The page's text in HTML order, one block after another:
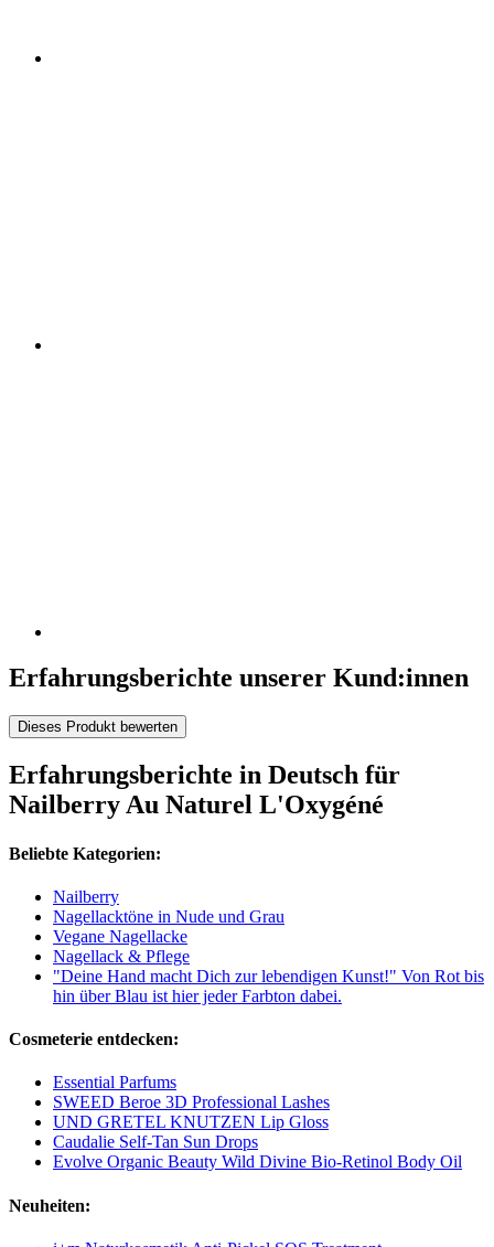
Erfahrungsberichte unserer Kund:innen
Dieses Produkt bewerten
Erfahrungsberichte in Deutsch für
Nailberry Au Naturel L'Oxygéné
Beliebte Kategorien:
Nailberry
Nagellacktöne in Nude und Grau
Vegane Nagellacke
Nagellack & Pflege
"Deine Hand macht Dich zur lebendigen Kunst!" Von Rot bis
hin über Blau ist hier jeder Farbton dabei.
Cosmeterie entdecken:
Essential Parfums
SWEED Beroe 3D Professional Lashes
UND GRETEL KNUTZEN Lip Gloss
Caudalie Self-Tan Sun Drops
Evolve Organic Beauty Wild Divine Bio-Retinol Body Oil
Neuheiten: